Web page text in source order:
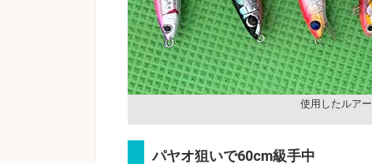
使用したルアー
パヤオ狙いで60cm級手中